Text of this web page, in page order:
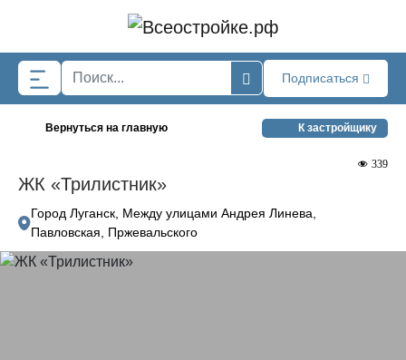
Подписаться
Вернуться на главную К застройщику
ЖК «Трилистник»
339
Город Луганск, Между улицами Андрея Линева,
Павловская, Пржевальского